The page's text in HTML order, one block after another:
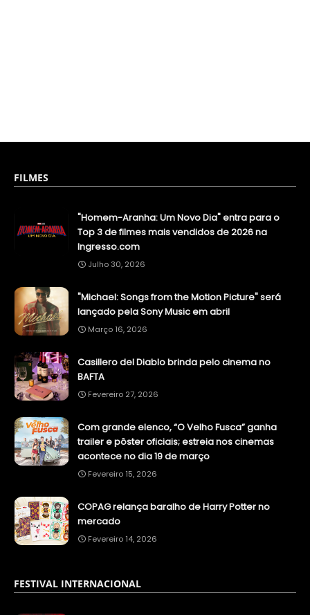
FILMES
"Homem-Aranha: Um Novo Dia" entra para o
Top 3 de filmes mais vendidos de 2026 na
Ingresso.com
Julho 30, 2026
"Michael: Songs from the Motion Picture" será
lançado pela Sony Music em abril
Março 16, 2026
Casillero del Diablo brinda pelo cinema no
BAFTA
Fevereiro 27, 2026
Com grande elenco, “O Velho Fusca” ganha
trailer e pôster oficiais; estreia nos cinemas
acontece no dia 19 de março
Fevereiro 15, 2026
COPAG relança baralho de Harry Potter no
mercado
Fevereiro 14, 2026
FESTIVAL INTERNACIONAL